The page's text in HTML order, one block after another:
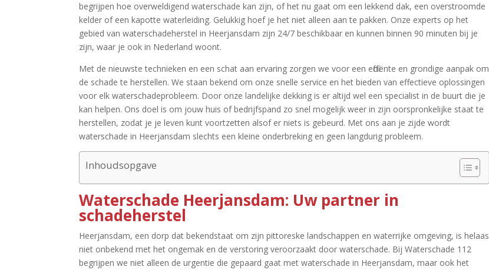
begrijpen hoe overweldigend waterschade kan zijn, of het nu gaat om een lekkend dak, een overstroomde
kelder of een kapotte waterleiding.​ Gelukkig hoef je het niet alleen aan te pakken.​ Onze experts op het
gebied van waterschadeherstel in Heerjansdam zijn 24/7 beschikbaar en kunnen binnen 90 minuten bij je
zijn, waar je ook in Nederland woont.​
Met de nieuwste technieken en een schat aan ervaring zorgen we voor een efficiënte en grondige aanpak om
de schade te herstellen.​ We staan bekend om onze snelle service en het bieden van effectieve oplossingen
voor elk waterschadeprobleem.​ Door onze landelijke dekking is er altijd wel een specialist in de buurt die je
kan helpen.​ Ons doel is om jouw huis of bedrijfspand zo snel mogelijk weer in zijn oorspronkelijke staat te
herstellen, zodat je je leven kunt voortzetten alsof er niets is gebeurd.​ Met ons aan je zijde wordt
waterschade in Heerjansdam slechts een kleine onderbreking en geen langdurig probleem.​
Inhoudsopgave
Waterschade Heerjansdam: Uw partner in
schadeherstel
Heerjansdam, een dorp dat bekendstaat om zijn pittoreske landschappen en waterrijke omgeving, is helaas
niet onbekend met het ongemak en de verstoring veroorzaakt door waterschade.​ Bij Waterschade 112
begrijpen we niet alleen de urgentie die gepaard gaat met waterschade in Heerjansdam, maar ook het